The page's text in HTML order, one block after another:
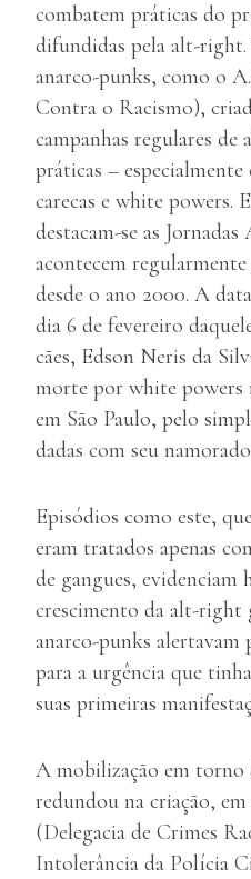
combatem práticas do
difundidas pela alt-
anarco-punks, como o
Contra o Racismo),
campanhas regulares de
práticas –
carecas e white powers.
destacam-se as
acontecem
desde o ano 2000. A
dia 6 de fevereiro
cães, Edson Neris da
morte por white powers
em São Paulo, pelo
dadas com seu
Episódios como este,
eram tratados apenas
de gangues, evidenciam
crescimento da alt-right
anarco-punks alertavam
para a urgência que
suas primeiras
A mobilização em torno
redundou na criação,
(Delegacia de Crimes
Intolerância da Polícia